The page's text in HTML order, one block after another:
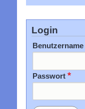
Login
Benutzername
Passwort